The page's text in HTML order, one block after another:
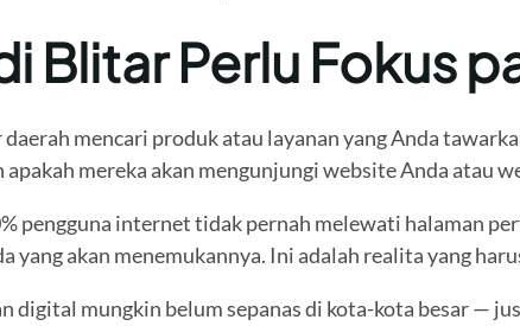
Blitar Perlu Fokus
mencari produk atau layanan yang Anda
mereka akan mengunjungi website Anda atau
pengguna internet tidak pernah melewati halaman
yang akan menemukannya. Ini adalah realita yang
digital mungkin belum sepanas di kota-kota besar —